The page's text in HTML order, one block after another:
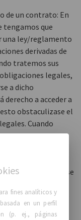
de un contrato: En
tengamos que
una ley/reglamento
derivadas de
tratemos sus
legales,
a dicho
a acceder a
obstaculizase el
Cuando
contrato del que
a dicho
u oponerse
cumplir una
con usted puede
fines analíticos y
en un perfil
(p. ej., páginas